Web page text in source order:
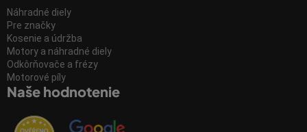
Náhradné diely
Pre značky
Kosenie a údržba
Motory a náhradné diely
Odkôrňovače a frézy
Motorové píly
Naše hodnotenie